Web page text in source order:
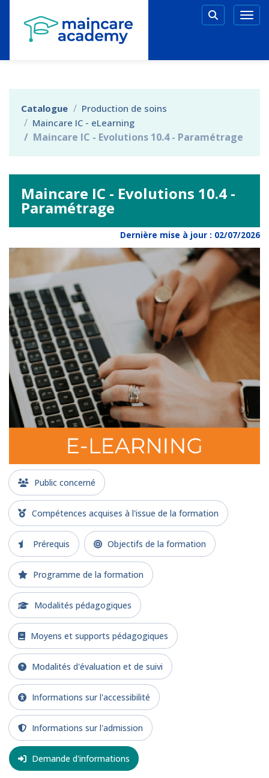
Aller au menu principal
Aller au contenu principal
Personnaliser l'interface
Catalogue
Production de soins
Maincare IC - eLearning
Maincare IC - Evolutions 10.4 - Paramétrage
Maincare IC - Evolutions 10.4 -
Paramétrage
Dernière mise à jour : 02/07/2026
Public concerné
Compétences acquises à l'issue de la formation
Prérequis Objectifs de la formation
Programme de la formation
Modalités pédagogiques
Moyens et supports pédagogiques
Modalités d'évaluation et de suivi
Informations sur l'accessibilité
Informations sur l'admission
Demande d'informations